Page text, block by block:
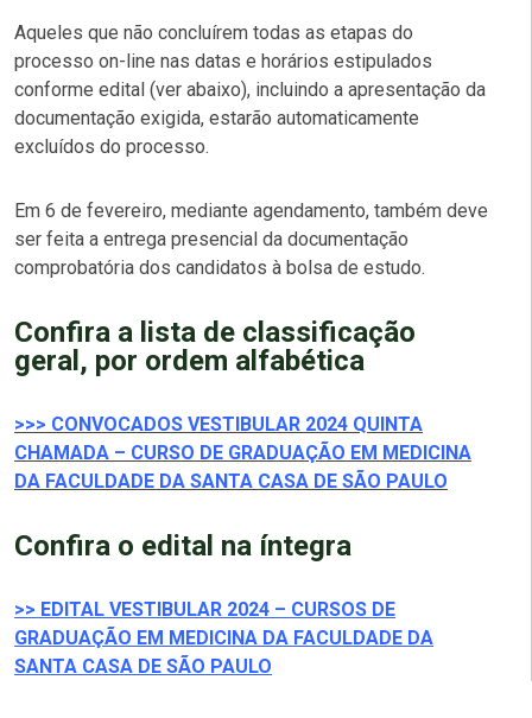
Aqueles que não concluírem todas as etapas do
processo on-line nas datas e horários estipulados
conforme edital (ver abaixo), incluindo a apresentação da
documentação exigida, estarão automaticamente
excluídos do processo.
Em 6 de fevereiro, mediante agendamento, também deve
ser feita a entrega presencial da documentação
comprobatória dos candidatos à bolsa de estudo.
Confira a lista de classificação
geral, por ordem alfabética
>>> CONVOCADOS VESTIBULAR 2024 QUINTA
CHAMADA – CURSO DE GRADUAÇÃO EM MEDICINA
DA FACULDADE DA SANTA CASA DE SÃO PAULO
Confira o edital na íntegra
>> EDITAL VESTIBULAR 2024 – CURSOS DE
GRADUAÇÃO EM MEDICINA DA FACULDADE DA
SANTA CASA DE SÃO PAULO